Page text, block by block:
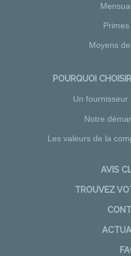
Moyens
POURQUOI
Un fournisseur
Notre
Les valeurs de la
AVIS
TROUVEZ